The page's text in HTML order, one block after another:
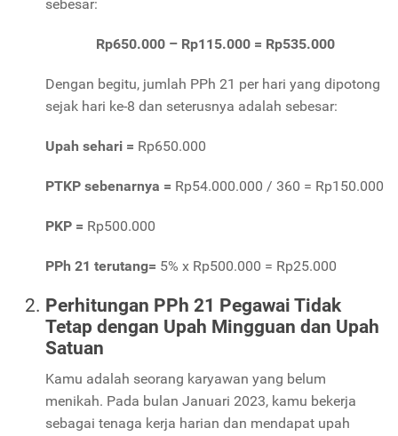
sebesar:
Rp650.000 – Rp115.000 = Rp535.000
Dengan begitu, jumlah PPh 21 per hari yang dipotong
sejak hari ke-8 dan seterusnya adalah sebesar:
Upah sehari = Rp650.000
PTKP sebenarnya = Rp54.000.000 / 360 = Rp150.000
PKP = Rp500.000
PPh 21 terutang= 5% x Rp500.000 = Rp25.000
Perhitungan PPh 21 Pegawai Tidak
Tetap dengan Upah Mingguan dan Upah
Satuan
Kamu adalah seorang karyawan yang belum
menikah. Pada bulan Januari 2023, kamu bekerja
sebagai tenaga kerja harian dan mendapat upah